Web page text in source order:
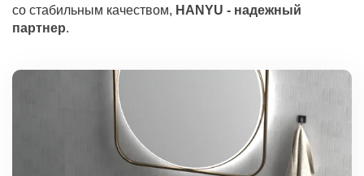
со стабильным качеством, HANYU - надежный
партнер.